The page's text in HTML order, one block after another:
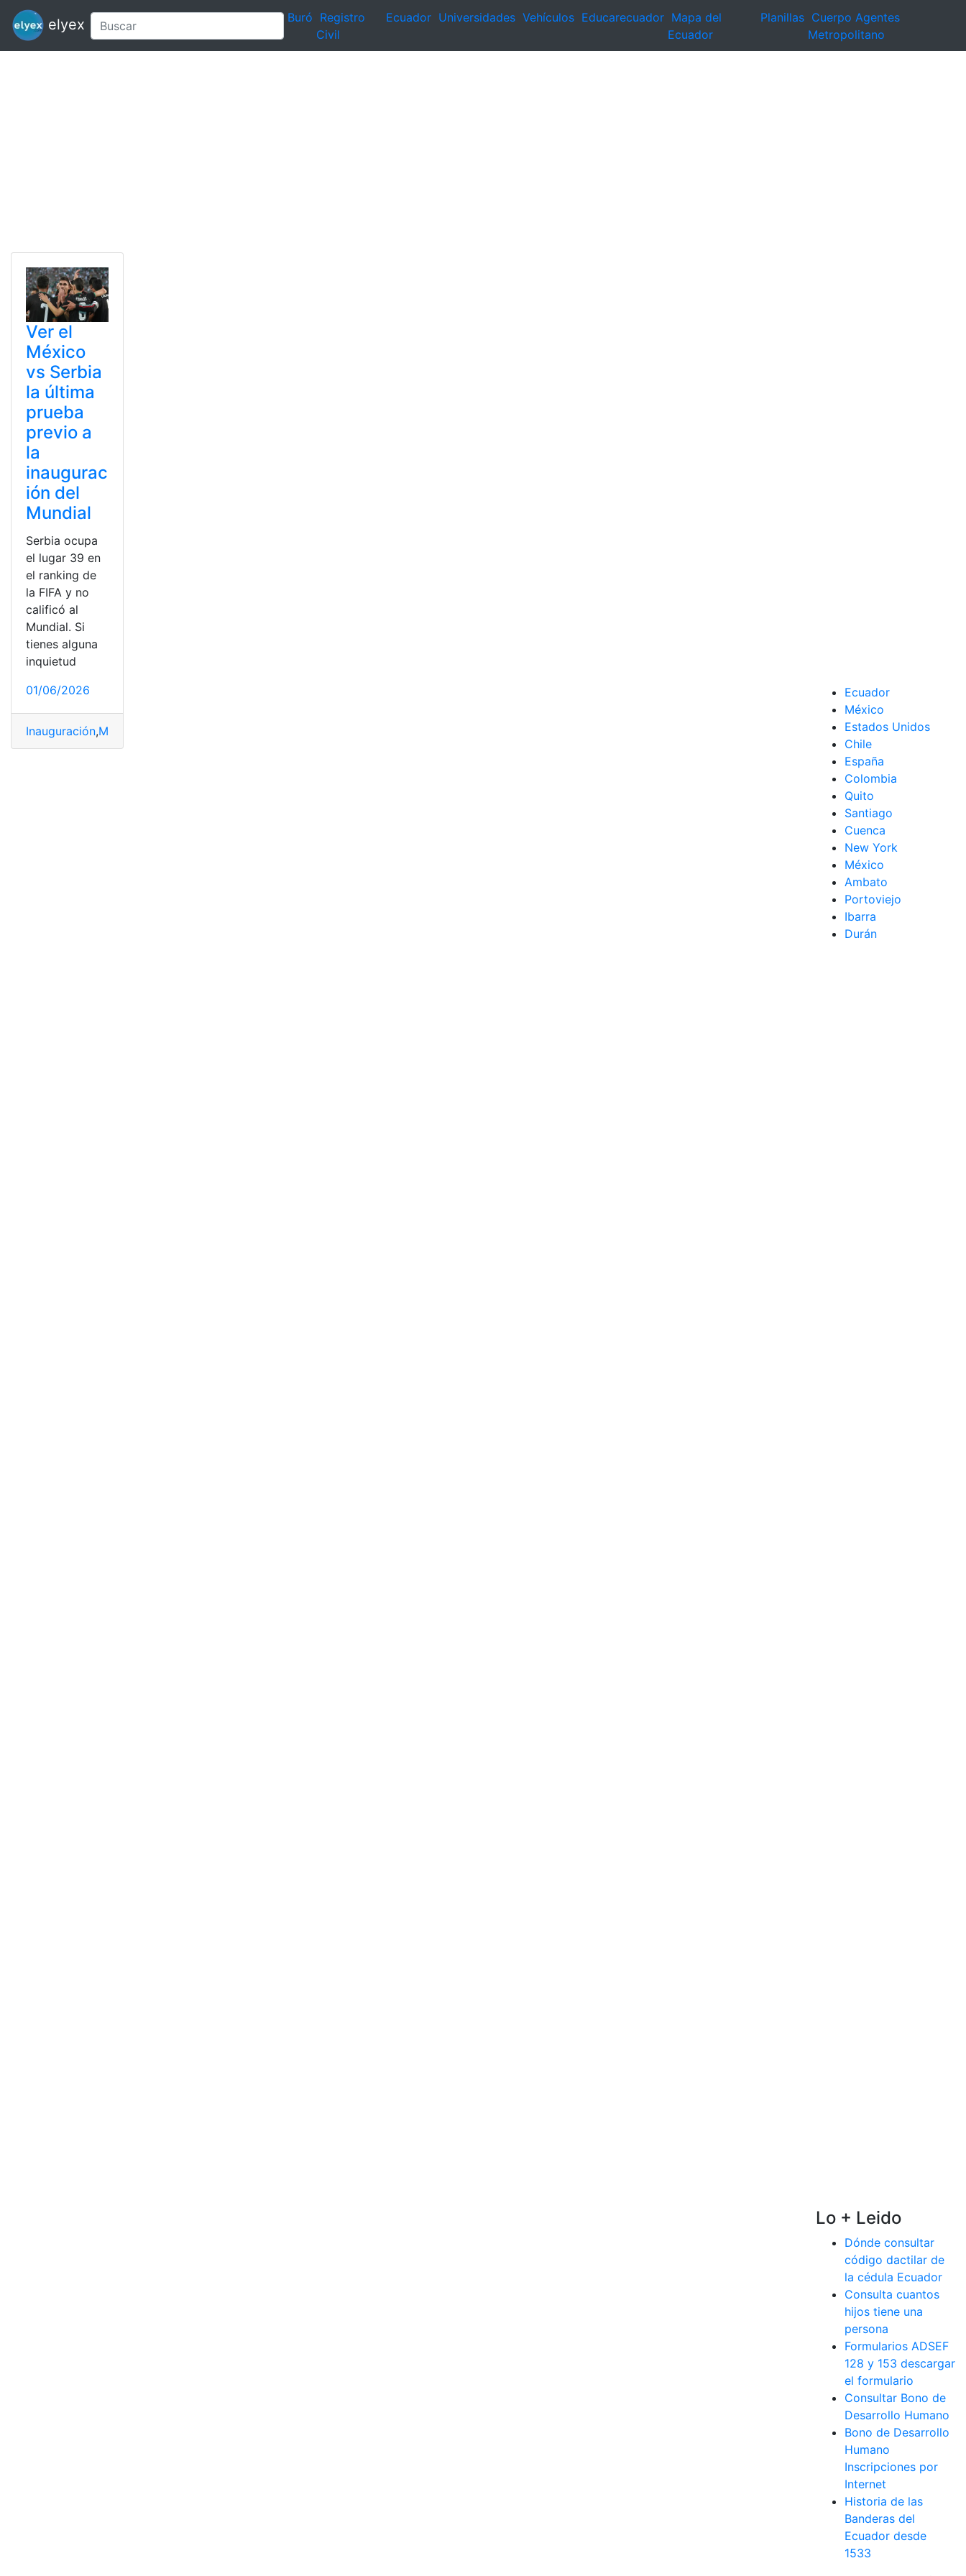
elyex Buró Registro
Civil
Ecuador Universidades Vehículos Educarecuador Mapa del
Ecuador
Planillas Cuerpo Agentes
Metropolitano
Ver el
México
vs Serbia
la última
prueba
previo a
la
inaugurac
ión del
Mundial
Serbia ocupa
el lugar 39 en
el ranking de
la FIFA y no
calificó al
Mundial. Si
tienes alguna
inquietud
01/06/2026
Inauguración,México
Ecuador
México
Estados Unidos
Chile
España
Colombia
Quito
Santiago
Cuenca
New York
México
Ambato
Portoviejo
Ibarra
Durán
Lo + Leido
Dónde consultar
código dactilar de
la cédula Ecuador
Consulta cuantos
hijos tiene una
persona
Formularios ADSEF
128 y 153 descargar
el formulario
Consultar Bono de
Desarrollo Humano
Bono de Desarrollo
Humano
Inscripciones por
Internet
Historia de las
Banderas del
Ecuador desde
1533